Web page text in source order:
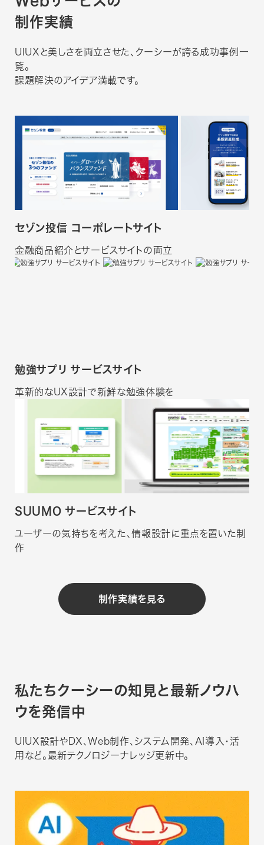
制作実績
UIUXと美しさを両立させた、クーシーが誇る成功事例一
覧。
課題解決のアイデア満載です。
セゾン投信 コーポレートサイト
金融商品紹介とサービスサイトの両立
勉強サプリ サービスサイト
革新的なUX設計で新鮮な勉強体験を
SUUMO サービスサイト
ユーザーの気持ちを考えた、情報設計に重点を置いた制
作
制作実績を見る
私たちクーシーの知見と 最新ノウハ
ウを発信中
UIUX設計やDX、Web制作、システム開発、AI導入・活
用など。最新テクノロジーナレッジ更新中。